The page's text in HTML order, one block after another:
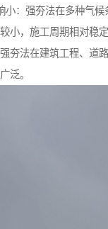
小：强夯法在多种气候
小，施工周期相对稳定
夯法在建筑工程、道
泛。